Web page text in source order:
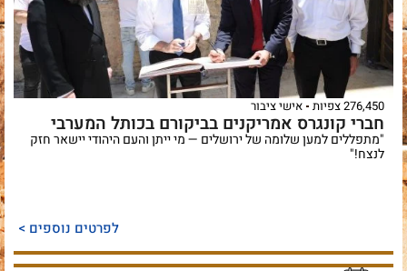
276,450 צפיות אישי ציבור
חברי קונגרס אמריקנים בביקורם בכותל המערבי
"מתפללים למען שלומה של ירושלים — מי ייתן והעם היהודי יישאר חזק
לנצח!"
לפרטים נוספים >